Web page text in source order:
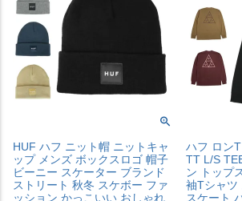
HUF ハフ ニット帽 ニットキャ
ップ メンズ ボックスロゴ 帽子
ビーニー スケーター ブランド
ストリート 秋冬 スケボー ファ
ッション かっこいい おしゃれ
ハフ ロン
TT L/S
ン トップ
袖Tシャツ
スケート